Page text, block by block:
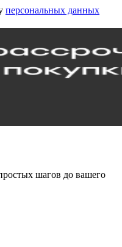
персональных данных
шагов до вашего